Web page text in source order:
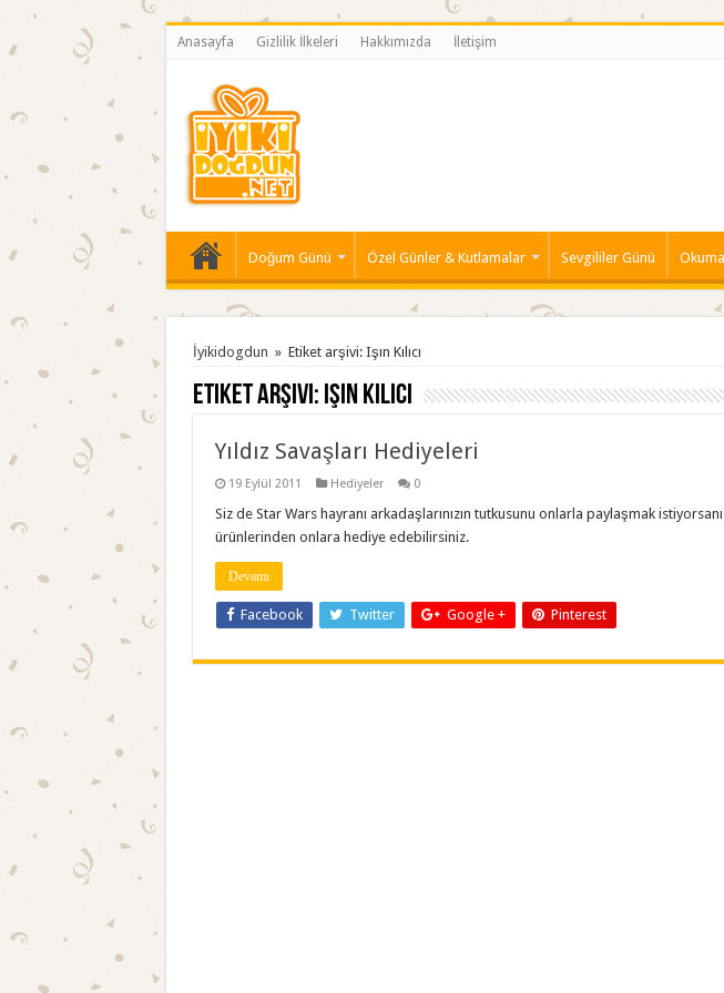
Anasayfa Gizlilik İlkeleri Hakkımızda İletişim
Doğum Günü Özel Günler & Kutlamalar Sevgililer Günü
İyikidogdun » Etiket arşivi: Işın Kılıcı
Etiket arşivi: Işın Kılıcı
Yıldız Savaşları Hediyeleri
19 Eylül 2011 Hediyeler 0
Siz de Star Wars hayranı arkadaşlarınızın tutkusunu onlarla paylaşmak
ürünlerinden onlara hediye edebilirsiniz.
Devamı
Facebook Twitter Google + Pinterest